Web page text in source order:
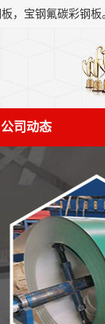
公司动态